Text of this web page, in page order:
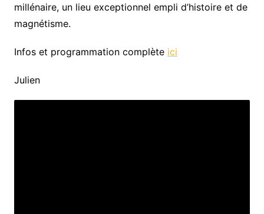
millénaire, un lieu exceptionnel empli d’histoire et de
magnétisme.
Infos et programmation complète ici
Julien